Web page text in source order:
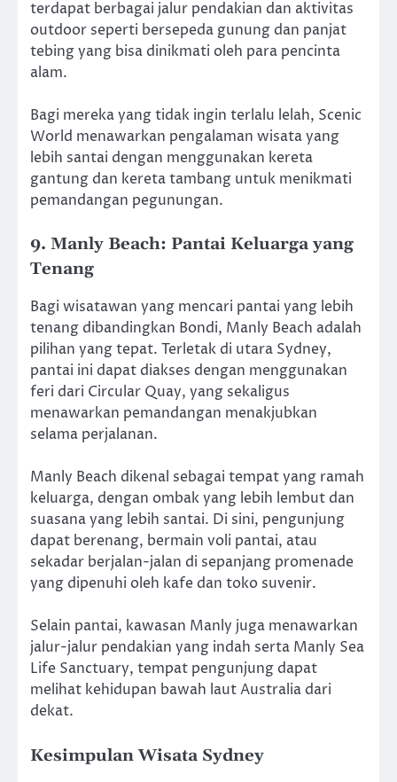
terdapat berbagai jalur pendakian dan aktivitas
outdoor seperti bersepeda gunung dan panjat
tebing yang bisa dinikmati oleh para pencinta
alam.
Bagi mereka yang tidak ingin terlalu lelah, Scenic
World menawarkan pengalaman wisata yang
lebih santai dengan menggunakan kereta
gantung dan kereta tambang untuk menikmati
pemandangan pegunungan.
9. Manly Beach: Pantai Keluarga yang
Tenang
Bagi wisatawan yang mencari pantai yang lebih
tenang dibandingkan Bondi, Manly Beach adalah
pilihan yang tepat. Terletak di utara Sydney,
pantai ini dapat diakses dengan menggunakan
feri dari Circular Quay, yang sekaligus
menawarkan pemandangan menakjubkan
selama perjalanan.
Manly Beach dikenal sebagai tempat yang ramah
keluarga, dengan ombak yang lebih lembut dan
suasana yang lebih santai. Di sini, pengunjung
dapat berenang, bermain voli pantai, atau
sekadar berjalan-jalan di sepanjang promenade
yang dipenuhi oleh kafe dan toko suvenir.
Selain pantai, kawasan Manly juga menawarkan
jalur-jalur pendakian yang indah serta Manly Sea
Life Sanctuary, tempat pengunjung dapat
melihat kehidupan bawah laut Australia dari
dekat.
Kesimpulan Wisata Sydney